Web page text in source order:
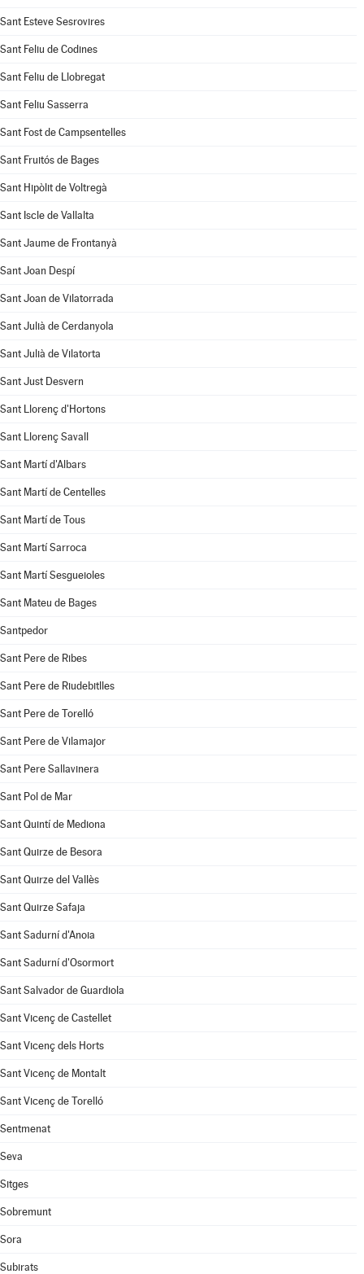
Sant Esteve Sesrovires
Sant Feliu de Codines
Sant Feliu de Llobregat
Sant Feliu Sasserra
Sant Fost de Campsentelles
Sant Fruitós de Bages
Sant Hipòlit de Voltregà
Sant Iscle de Vallalta
Sant Jaume de Frontanyà
Sant Joan Despí
Sant Joan de Vilatorrada
Sant Julià de Cerdanyola
Sant Julià de Vilatorta
Sant Just Desvern
Sant Llorenç d'Hortons
Sant Llorenç Savall
Sant Martí d'Albars
Sant Martí de Centelles
Sant Martí de Tous
Sant Martí Sarroca
Sant Martí Sesgueioles
Sant Mateu de Bages
Santpedor
Sant Pere de Ribes
Sant Pere de Riudebitlles
Sant Pere de Torelló
Sant Pere de Vilamajor
Sant Pere Sallavinera
Sant Pol de Mar
Sant Quintí de Mediona
Sant Quirze de Besora
Sant Quirze del Vallès
Sant Quirze Safaja
Sant Sadurní d'Anoia
Sant Sadurní d'Osormort
Sant Salvador de Guardiola
Sant Vicenç de Castellet
Sant Vicenç dels Horts
Sant Vicenç de Montalt
Sant Vicenç de Torelló
Sentmenat
Seva
Sitges
Sobremunt
Sora
Subirats